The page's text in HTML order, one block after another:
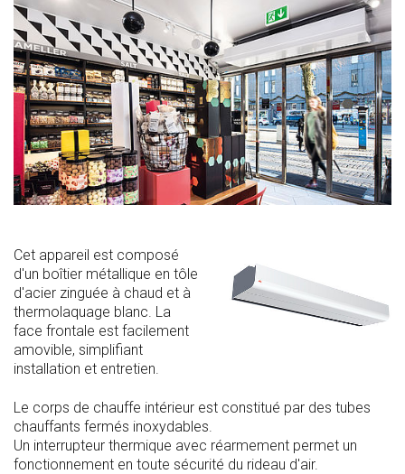
Cet appareil est composé
d'un boîtier métallique en tôle
d'acier zinguée à chaud et à
thermolaquage blanc. La
face frontale est facilement
amovible, simplifiant
installation et entretien.
Le corps de chauffe intérieur est constitué par des tubes
chauffants fermés inoxydables.
Un interrupteur thermique avec réarmement permet un
fonctionnement en toute sécurité du rideau d'air.